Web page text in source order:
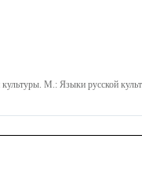
М.: Языки русской